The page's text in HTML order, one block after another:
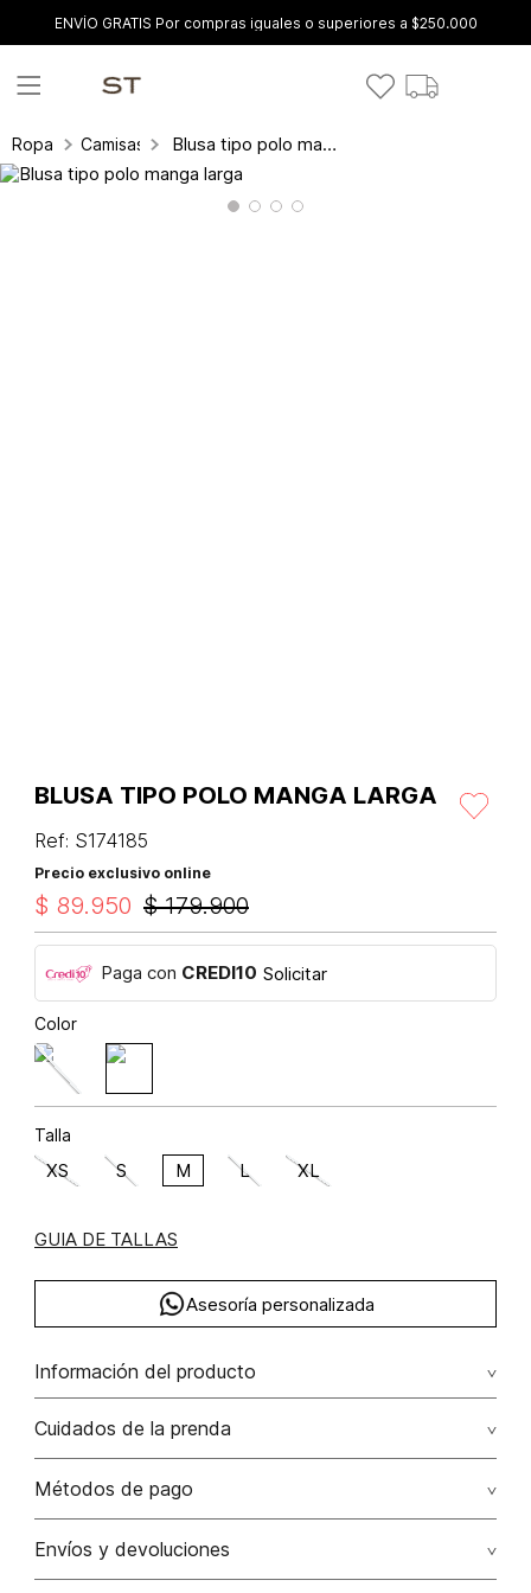
ENVÍO GRATIS Por compras iguales o superiores a $250.000
Ropa Camisas y blusas Blusa tipo polo manga larga
BLUSA TIPO POLO MANGA LARGA
Ref: S174185
Precio exclusivo online
$ 179.900
$ 89.950
Paga con CREDI10 Solicitar
Color
Talla
XS S M L XL
GUIA DE TALLAS
Asesoría personalizada
Información del producto
Rayón 64% elastano 4% poliéster 32% 64.00%
rayón/rayon32.00% poliéster/polyester4.00%
elastano/elastane
Cuidados de la prenda
Lavar a mano. vaporizar por el revés
Métodos de pago
Tarjetas de crédito: Visa, Dinners, Master Card y American
Envíos y devoluciones